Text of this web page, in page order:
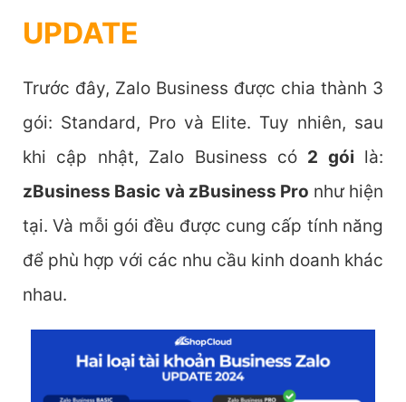
UPDATE
Trước đây, Zalo Business được chia thành 3
gói: Standard, Pro và Elite. Tuy nhiên, sau
khi cập nhật, Zalo Business có 2 gói là:
zBusiness Basic và zBusiness Pro như hiện
tại. Và mỗi gói đều được cung cấp tính năng
để phù hợp với các nhu cầu kinh doanh khác
nhau.